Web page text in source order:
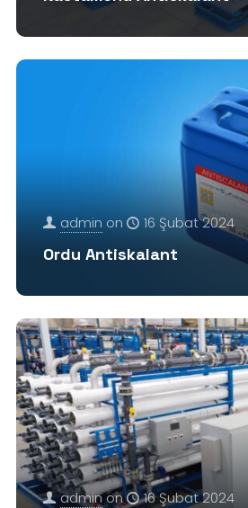
admin on 16 Şubat 2024
Ordu Antiskalant
adminon 16 Şubat 2024